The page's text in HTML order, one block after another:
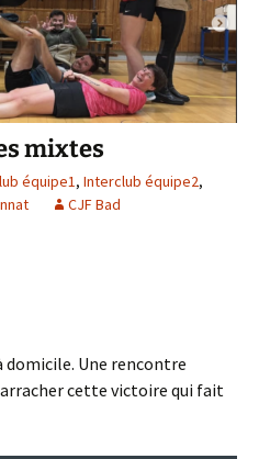
mixtes
équipe1, Interclub équipe2,
CJF Bad
domicile. Une rencontre
cette victoire qui fait